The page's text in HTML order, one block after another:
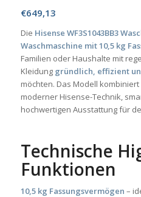
€649,13
Die Hisense WF3S1043BB3
Waschmaschine mit 10,5 kg
Familien oder Haushalte mit
Kleidung gründlich, effizient
möchten. Das Modell kombiniert
moderner Hisense-Technik,
hochwertigen Ausstattung für
Technische
Funktionen
10,5 kg Fassungsvermögen –